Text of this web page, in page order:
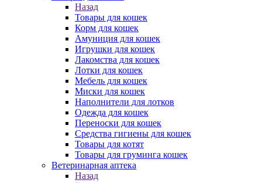
Назад
Товары для кошек
Корм для кошек
Амуниция для кошек
Игрушки для кошек
Лакомства для кошек
Лотки для кошек
Мебель для кошек
Миски для кошек
Наполнители для лотков
Одежда для кошек
Переноски для кошек
Средства гигиены для кошек
Товары для котят
Товары для груминга кошек
Ветеринарная аптека
Назад